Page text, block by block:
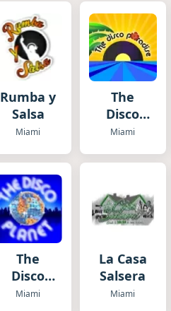
Rumba y
Salsa
Miami
The
Disco
Paradise
Miami
The
Disco
Planet
Miami
La Casa
Salsera
Miami